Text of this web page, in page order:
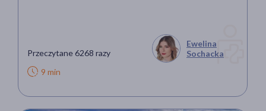
Przeczytane 6268 razy
9 min
Ewelina
Sochacka